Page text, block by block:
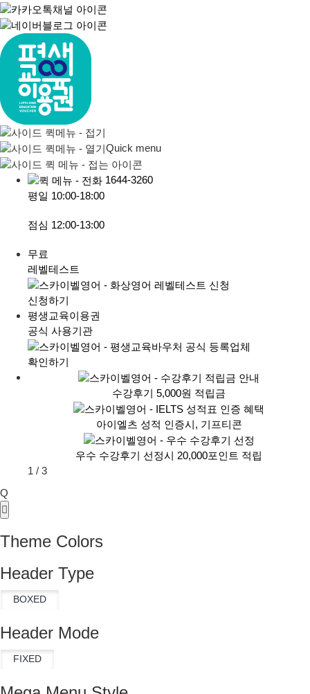
Quick menu
1644-3260
평일 10:00-18:00
점심 12:00-13:00
무료
레벨테스트
신청하기
평생교육이용권
공식 사용기관
확인하기
수강후기 5,000원 적립금
아이엘츠 성적 인증시, 기프티콘
우수 수강후기 선정시 20,000포인트 적립
1 / 3
Q
Theme Colors
Header Type
Header Mode